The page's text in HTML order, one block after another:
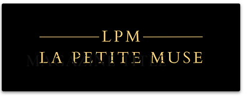
MAGAZINE TITLE